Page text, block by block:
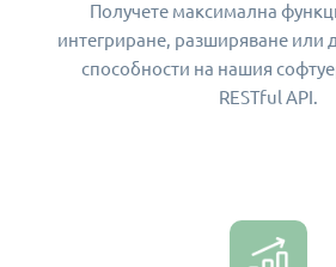
Получете максимална
интегриране, разширяване или
способности на нашия
RESTful API.